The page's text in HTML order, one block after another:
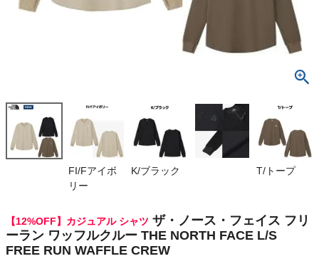
クルー THE
NORTH FAC
E L/S FREE
RUN WAFFL
E CREW
(税込)
NIKE
FI/Fアイボ
リー
K/ブラック T/トープ
【12%OFF】カジュアル シャツ ザ・ノース・フェイス フリ
ーラン ワッフルクルー THE NORTH FACE L/S
FREE RUN WAFFLE CREW